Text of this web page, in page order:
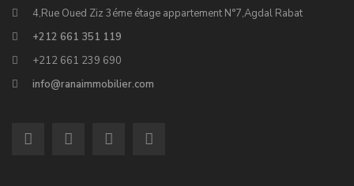
4,Rue Oued Ziz 3éme étage appartement N°7,Agdal Rabat
+212 661 351 119
+212 661 239 690
info@ranaimmobilier.com